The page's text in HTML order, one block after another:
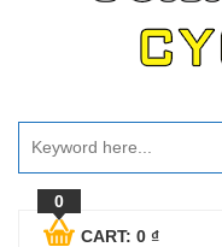
0
CART: 0 ₫